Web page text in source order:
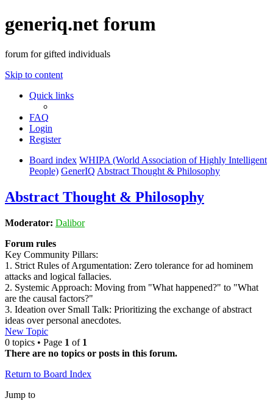
generiq.net forum
forum for gifted individuals
Skip to content
Quick links
FAQ
Login
Register
Board index WHIPA (World Association of Highly Intelligent
People) GenerIQ Abstract Thought & Philosophy
Abstract Thought & Philosophy
Moderator: Dalibor
Forum rules
Key Community Pillars:
1. Strict Rules of Argumentation: Zero tolerance for ad hominem
attacks and logical fallacies.
2. Systemic Approach: Moving from "What happened?" to "What
are the causal factors?"
3. Ideation over Small Talk: Prioritizing the exchange of abstract
ideas over personal anecdotes.
New Topic
0 topics • Page 1 of 1
There are no topics or posts in this forum.
Return to Board Index
Jump to